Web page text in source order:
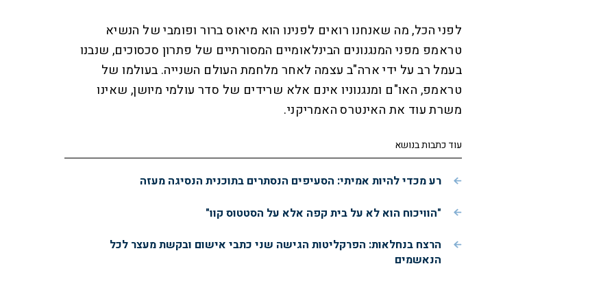
לפני הכל, מה שאנחנו רואים לפנינו הוא מיאוס ברור ופומבי של הנשיא
טראמפ מפני המנגנונים הבינלאומיים המסורתיים של פתרון סכסוכים, שנבנו
בעמל רב על ידי ארה"ב עצמה לאחר מלחמת העולם השנייה. בעולמו של
טראמפ, האו"ם ומנגנוניו אינם אלא שרידים של סדר עולמי מיושן, שאינו
משרת עוד את האינטרס האמריקני.
עוד כתבות בנושא
רע מכדי להיות אמיתי: הסעיפים הנסתרים בתוכנית הנסיגה מעזה
"הוויכוח הוא לא על בית קפה אלא על הסטטוס קוו"
הרצח בנחלאות: הפרקליטות הגישה שני כתבי אישום ובקשת מעצר לכל
הנאשמים